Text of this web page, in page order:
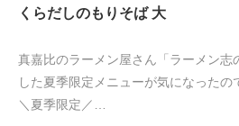
くらだしのもりそば 大
真嘉比のラーメン屋さん「ラーメン志
した夏季限定メニューが気になったの
＼夏季限定／…